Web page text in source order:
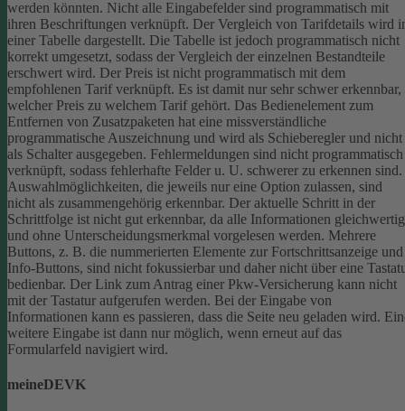
werden könnten. Nicht alle Eingabefelder sind programmatisch mit
ihren Beschriftungen verknüpft. Der Vergleich von Tarifdetails wird
einer Tabelle dargestellt. Die Tabelle ist jedoch programmatisch nicht
korrekt umgesetzt, sodass der Vergleich der einzelnen Bestandteile
erschwert wird. Der Preis ist nicht programmatisch mit dem
empfohlenen Tarif verknüpft. Es ist damit nur sehr schwer erkennbar,
welcher Preis zu welchem Tarif gehört. Das Bedienelement zum
Entfernen von Zusatzpaketen hat eine missverständliche
programmatische Auszeichnung und wird als Schieberegler und nicht
als Schalter ausgegeben. Fehlermeldungen sind nicht programmatisch
verknüpft, sodass fehlerhafte Felder u. U. schwerer zu erkennen sind.
Auswahlmöglichkeiten, die jeweils nur eine Option zulassen, sind
nicht als zusammengehörig erkennbar. Der aktuelle Schritt in der
Schrittfolge ist nicht gut erkennbar, da alle Informationen gleichwertig
und ohne Unterscheidungsmerkmal vorgelesen werden. Mehrere
Buttons, z. B. die nummerierten Elemente zur Fortschrittsanzeige und
Info-Buttons, sind nicht fokussierbar und daher nicht über eine
bedienbar. Der Link zum Antrag einer Pkw-Versicherung kann nicht
mit der Tastatur aufgerufen werden. Bei der Eingabe von
Informationen kann es passieren, dass die Seite neu geladen wird.
weitere Eingabe ist dann nur möglich, wenn erneut auf das
Formularfeld navigiert wird.
meineDEVK